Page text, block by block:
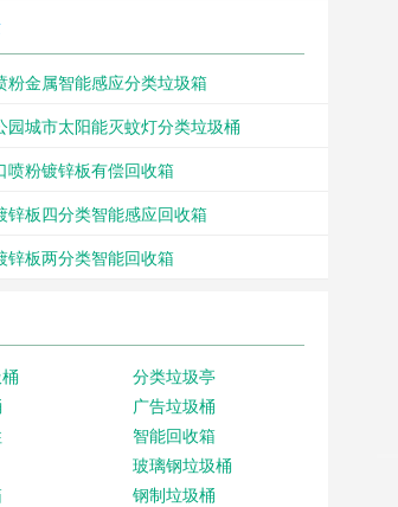
粉金属智能感应分类垃圾箱
园城市太阳能灭蚊灯分类垃圾桶
喷粉镀锌板有偿回收箱
锌板四分类智能感应回收箱
锌板两分类智能回收箱
分类垃圾亭
广告垃圾桶
智能回收箱
玻璃钢垃圾桶
钢制垃圾桶